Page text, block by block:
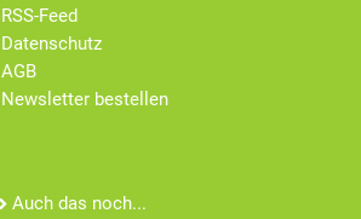
RSS-Feed
Datenschutz
AGB
Newsletter bestellen
Auch das noch...